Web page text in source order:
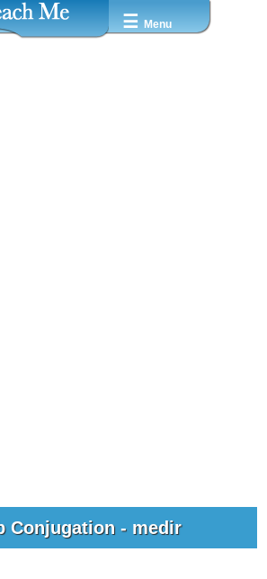
☰ Menu
Conjugation - medir